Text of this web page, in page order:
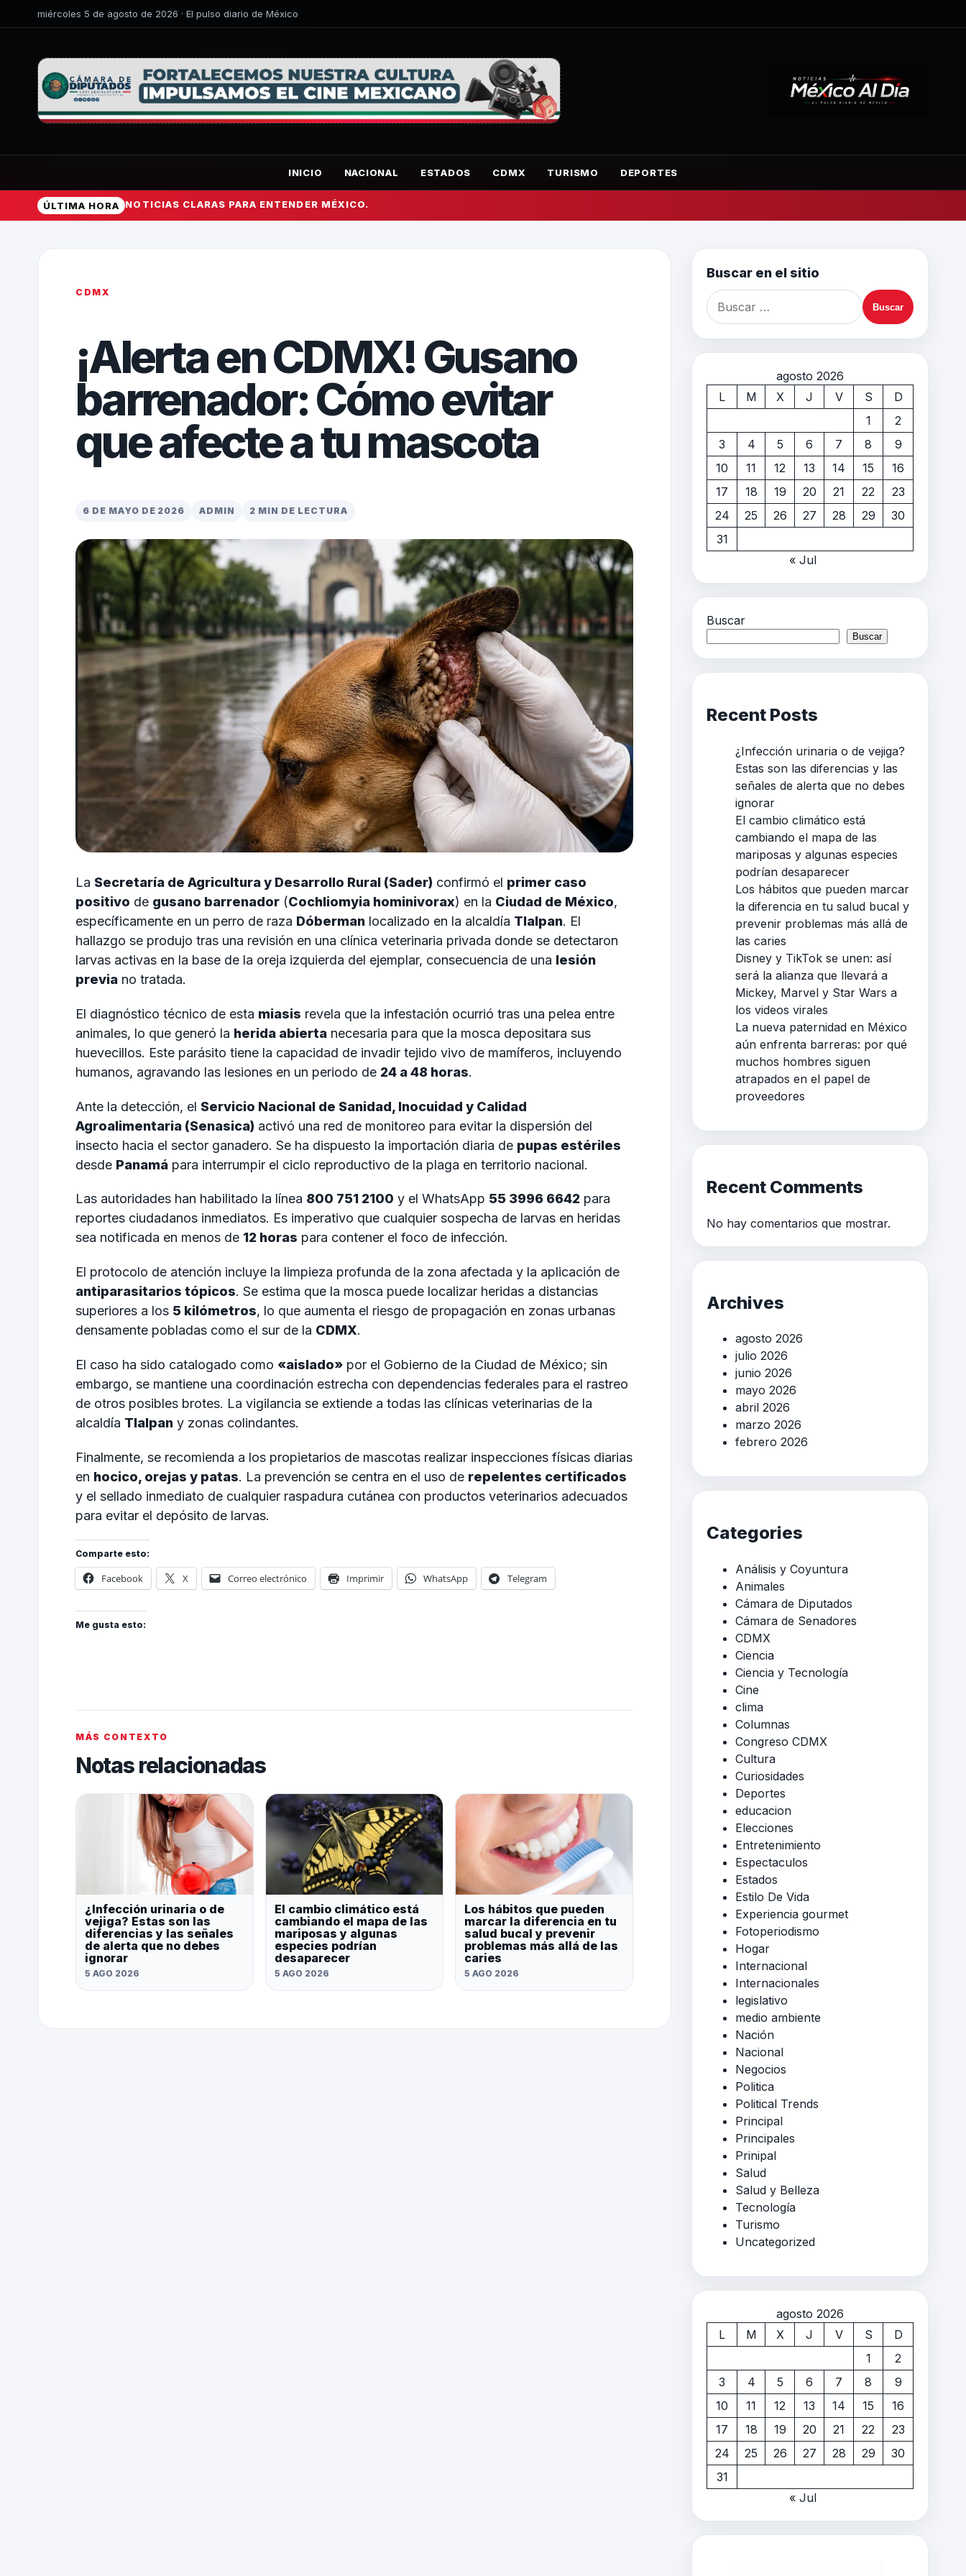
miércoles 5 de agosto de 2026 · El pulso diario de México
INICIO NACIONAL ESTADOS CDMX TURISMO DEPORTES
ÚLTIMA HORA NOTICIAS CLARAS PARA ENTENDER MÉXICO.
CDMX
¡Alerta en CDMX! Gusano
barrenador: Cómo evitar
que afecte a tu mascota
6 DE MAYO DE 2026 ADMIN 2 MIN DE LECTURA
La Secretaría de Agricultura y Desarrollo Rural (Sader) confirmó el primer caso
positivo de gusano barrenador (Cochliomyia hominivorax) en la Ciudad de México,
específicamente en un perro de raza Dóberman localizado en la alcaldía Tlalpan. El
hallazgo se produjo tras una revisión en una clínica veterinaria privada donde se detectaron
larvas activas en la base de la oreja izquierda del ejemplar, consecuencia de una lesión
previa no tratada.
El diagnóstico técnico de esta miasis revela que la infestación ocurrió tras una pelea entre
animales, lo que generó la herida abierta necesaria para que la mosca depositara sus
huevecillos. Este parásito tiene la capacidad de invadir tejido vivo de mamíferos, incluyendo
humanos, agravando las lesiones en un periodo de 24 a 48 horas.
Ante la detección, el Servicio Nacional de Sanidad, Inocuidad y Calidad
Agroalimentaria (Senasica) activó una red de monitoreo para evitar la dispersión del
insecto hacia el sector ganadero. Se ha dispuesto la importación diaria de pupas estériles
desde Panamá para interrumpir el ciclo reproductivo de la plaga en territorio nacional.
Las autoridades han habilitado la línea 800 751 2100 y el WhatsApp 55 3996 6642 para
reportes ciudadanos inmediatos. Es imperativo que cualquier sospecha de larvas en heridas
sea notificada en menos de 12 horas para contener el foco de infección.
El protocolo de atención incluye la limpieza profunda de la zona afectada y la aplicación de
antiparasitarios tópicos. Se estima que la mosca puede localizar heridas a distancias
superiores a los 5 kilómetros, lo que aumenta el riesgo de propagación en zonas urbanas
densamente pobladas como el sur de la CDMX.
El caso ha sido catalogado como «aislado» por el Gobierno de la Ciudad de México; sin
embargo, se mantiene una coordinación estrecha con dependencias federales para el rastreo
de otros posibles brotes. La vigilancia se extiende a todas las clínicas veterinarias de la
alcaldía Tlalpan y zonas colindantes.
Finalmente, se recomienda a los propietarios de mascotas realizar inspecciones físicas diarias
en hocico, orejas y patas. La prevención se centra en el uso de repelentes certificados
y el sellado inmediato de cualquier raspadura cutánea con productos veterinarios adecuados
para evitar el depósito de larvas.
Comparte esto:
Facebook X Correo electrónico Imprimir WhatsApp Telegram
Me gusta esto:
MÁS CONTEXTO
Notas relacionadas
¿Infección urinaria o de
vejiga? Estas son las
diferencias y las señales
de alerta que no debes
ignorar
5 AGO 2026
El cambio climático está
cambiando el mapa de las
mariposas y algunas
especies podrían
desaparecer
5 AGO 2026
Los hábitos que pueden
marcar la diferencia en tu
salud bucal y prevenir
problemas más allá de las
caries
5 AGO 2026
Buscar en el sitio
agosto 2026
L
M X J V S
D
1
2
3
4 5 6 7 8
9
10
11 12 13 14 15
16
17
18 19 20 21 22
23
24
25 26 27 28 29
30
31
« Jul
Buscar
Buscar
Recent Posts
¿Infección urinaria o de vejiga?
Estas son las diferencias y las
señales de alerta que no debes
ignorar
El cambio climático está
cambiando el mapa de las
mariposas y algunas especies
podrían desaparecer
Los hábitos que pueden marcar
la diferencia en tu salud bucal y
prevenir problemas más allá de
las caries
Disney y TikTok se unen: así
será la alianza que llevará a
Mickey, Marvel y Star Wars a
los videos virales
La nueva paternidad en México
aún enfrenta barreras: por qué
muchos hombres siguen
atrapados en el papel de
proveedores
Recent Comments
No hay comentarios que mostrar.
Archives
agosto 2026
julio 2026
junio 2026
mayo 2026
abril 2026
marzo 2026
febrero 2026
Categories
Análisis y Coyuntura
Animales
Cámara de Diputados
Cámara de Senadores
CDMX
Ciencia
Ciencia y Tecnología
Cine
clima
Columnas
Congreso CDMX
Cultura
Curiosidades
Deportes
educacion
Elecciones
Entretenimiento
Espectaculos
Estados
Estilo De Vida
Experiencia gourmet
Fotoperiodismo
Hogar
Internacional
Internacionales
legislativo
medio ambiente
Nación
Nacional
Negocios
Politica
Political Trends
Principal
Principales
Prinipal
Salud
Salud y Belleza
Tecnología
Turismo
Uncategorized
agosto 2026
L
M X J V S
D
1
2
3
4 5 6 7 8
9
10
11 12 13 14 15
16
17
18 19 20 21 22
23
24
25 26 27 28 29
30
31
« Jul